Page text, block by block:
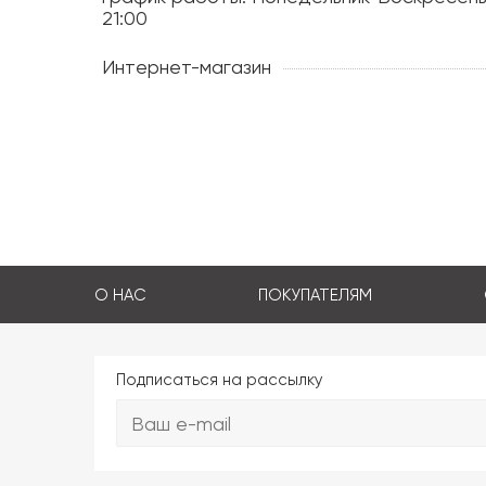
21:00
Интернет-магазин
О НАС ПОКУПАТЕЛЯМ
Подписаться на рассылку